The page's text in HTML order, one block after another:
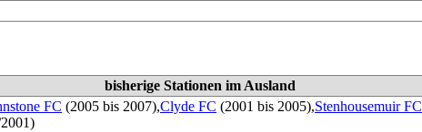
bisherige Stationen im Ausland
FC (2005 bis 2007),Clyde FC (2001 bis 2005),Stenhousemuir FC